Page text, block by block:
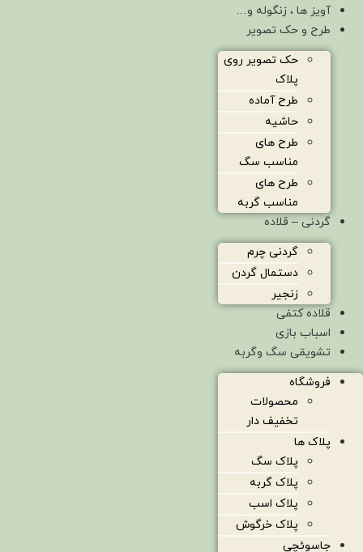
آویز ها ، زنگوله و…
طرح و حک تصویر
حک تصویر روی
پلاک
طرح آماده
حاشیه
طرح های
مناسب سگ
طرح های
مناسب گربه
گردنی – قلاده
گردنی چرم
دستمال گردن
زنجیر
قلاده کتفی
اسباب بازی
تشویقی سگ وگربه
فروشگاه
محصولات
تخفیف دار
پلاک ها
پلاک سگ
پلاک گربه
پلاک اسب
پلاک خرگوش
جاسوئچی